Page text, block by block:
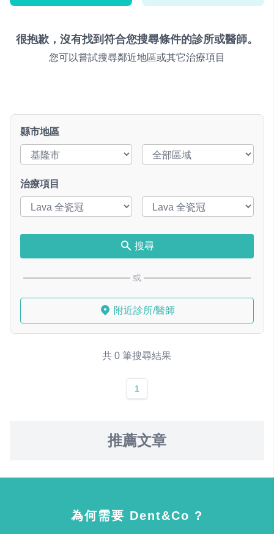
很抱歉，沒有找到符合您搜尋條件的診所或醫師。
您可以嘗試搜尋鄰近地區或其它治療項目
縣市地區
治療項目
搜尋
或
附近診所/醫師
共 0 筆搜尋結果
1
推薦文章
為何需要 Dent&Co ?